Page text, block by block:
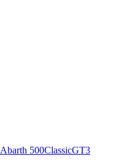
Abarth 500ClassicGT3